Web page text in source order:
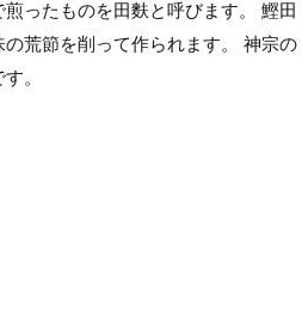
ったものを田麩と呼びます。 鰹田
荒節を削って作られます。 神宗の
。